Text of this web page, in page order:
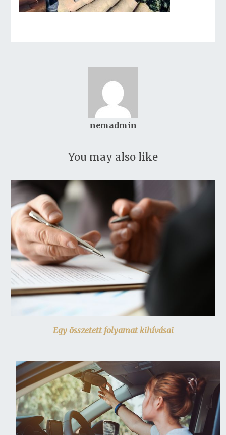
nemadmin
You may also like
Egy összetett folyamat kihívásai